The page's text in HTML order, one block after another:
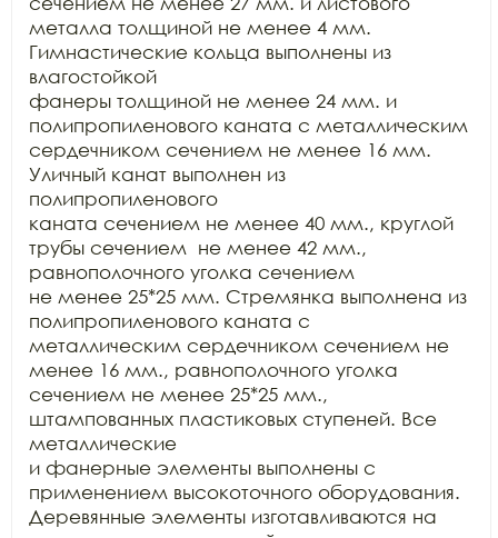
металла толщиной не менее 4 мм.
Гимнастические кольца выполнены из
влагостойкой
фанеры толщиной не менее 24 мм. и
полипропиленового каната с металлическим
сердечником сечением не менее 16 мм.
Уличный канат выполнен из
полипропиленового
каната сечением не менее 40 мм., круглой
трубы сечением  не менее 42 мм.,
равнополочного уголка сечением
не менее 25*25 мм. Стремянка выполнена из
полипропиленового каната с
металлическим сердечником сечением не
менее 16 мм., равнополочного уголка
сечением не менее 25*25 мм.,
штампованных пластиковых ступеней. Все
металлические
и фанерные элементы выполнены с
применением высокоточного оборудования.
Деревянные элементы изготавливаются на